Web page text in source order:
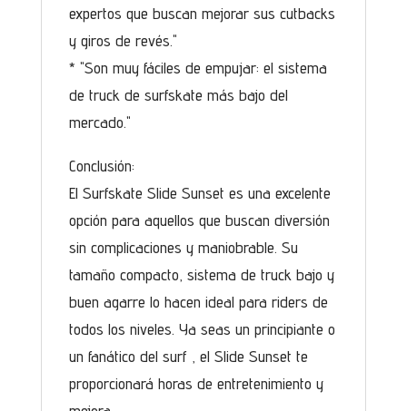
expertos que buscan mejorar sus cutbacks
y giros de revés."
* "Son muy fáciles de empujar: el sistema
de truck de surfskate más bajo del
mercado."
Conclusión:
El Surfskate Slide Sunset es una excelente
opción para aquellos que buscan diversión
sin complicaciones y maniobrable. Su
tamaño compacto, sistema de truck bajo y
buen agarre lo hacen ideal para riders de
todos los niveles. Ya seas un principiante o
un fanático del surf , el Slide Sunset te
proporcionará horas de entretenimiento y